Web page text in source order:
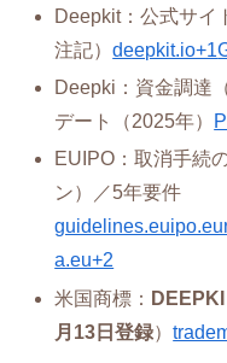
Deepkit：公式サイ
注記）deepkit.io+1
Deepki：資金調達
デート（2025年）
EUIPO：取消手続
ン）／5年要件
a.eu+2
米国商標： DEEPKI
月13日登録）